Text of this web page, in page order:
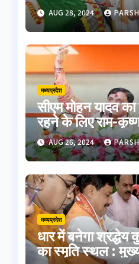
AUG 28, 2024
मध्यप्रदेश
सीएम मोहन यादव
रहने के लिए राम-
होगाAUG 26, 2024
मध्यप्रदेश
धार में बनेगा
का स्मृति स्थल :